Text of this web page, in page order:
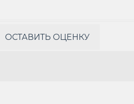
ОСТАВИТЬ ОЦЕНКУ